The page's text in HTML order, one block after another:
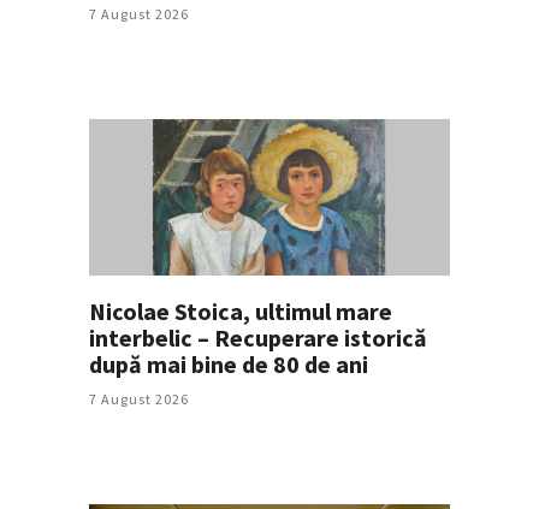
7 August 2026
Nicolae Stoica, ultimul mare
interbelic – Recuperare istorică
după mai bine de 80 de ani
7 August 2026